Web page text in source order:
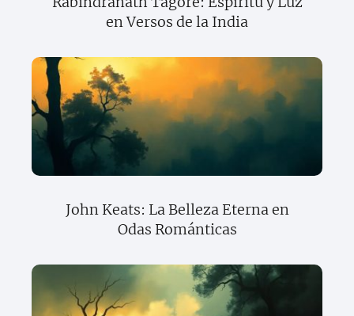
en Versos de la India
John Keats: La Belleza Eterna en
Odas Románticas